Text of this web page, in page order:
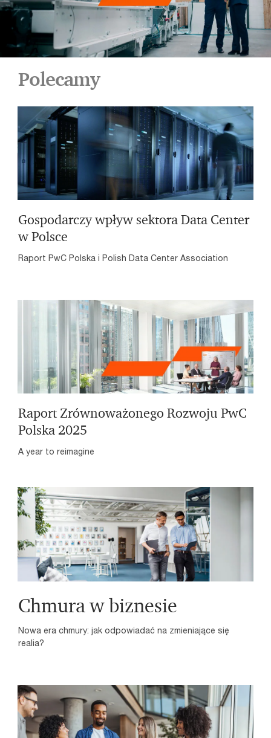
Polecamy
Gospodarczy wpływ sektora Data Center
w Polsce
Raport PwC Polska i Polish Data Center Association
Raport Zrównoważonego Rozwoju PwC
Polska 2025
A year to reimagine
Chmura w biznesie
Nowa era chmury: jak odpowiadać na zmieniające się
realia?